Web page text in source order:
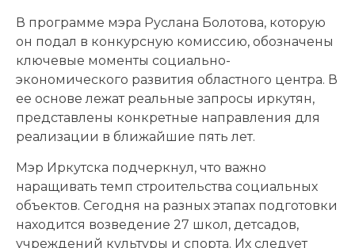
В программе мэра Руслана Болотова, которую
он подал в конкурсную комиссию, обозначены
ключевые моменты социально-
экономического развития областного центра. В
ее основе лежат реальные запросы иркутян,
представлены конкретные направления для
реализации в ближайшие пять лет.
Мэр Иркутска подчеркнул, что важно
наращивать темп строительства социальных
объектов. Сегодня на разных этапах подготовки
находится возведение 27 школ, детсадов,
учреждений культуры и спорта. Их следует